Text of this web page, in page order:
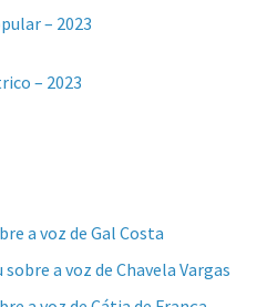
– 2023
– 2023
a voz de Gal Costa
a voz de Chavela Vargas